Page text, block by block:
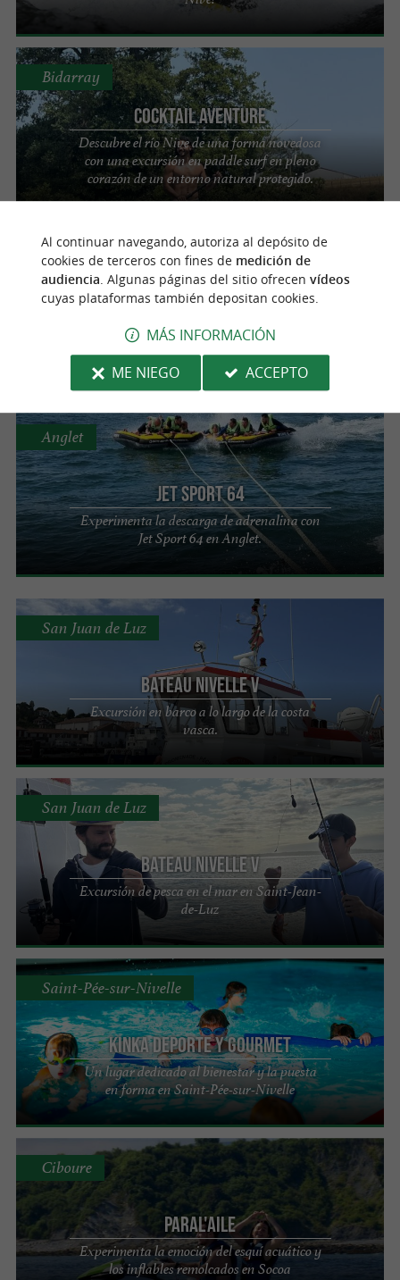
Cocktail Aventure
Descubre el río Nive de una forma novedosa
con una excursión en paddle surf en pleno
corazón de un entorno natural protegido.
Bidarray
Aquazone
Una estructura inflable gigante en el lago de
Saint-Pée-sur-Nivelle
Saint-Pée-sur-Nivelle
Jet Sport 64
Experimenta la descarga de adrenalina con
Jet Sport 64 en Anglet.
Anglet
Bateau Nivelle V
Excursión en barco a lo largo de la costa
vasca.
San Juan de Luz
Bateau Nivelle V
Excursión de pesca en el mar en Saint-Jean-
de-Luz
San Juan de Luz
Kinka Deporte y Gourmet
Un lugar dedicado al bienestar y la puesta
en forma en Saint-Pée-sur-Nivelle
Saint-Pée-sur-Nivelle
PARAL'aile
Experimenta la emoción del esquí acuático y
los inflables remolcados en Socoa
Ciboure
Al continuar navegando, autoriza al depósito de
cookies de terceros con fines de medición de
audiencia . Algunas páginas del sitio ofrecen vídeos
cuyas plataformas también depositan cookies.
MÁS INFORMACIÓN
ME NIEGO
ACCEPTO